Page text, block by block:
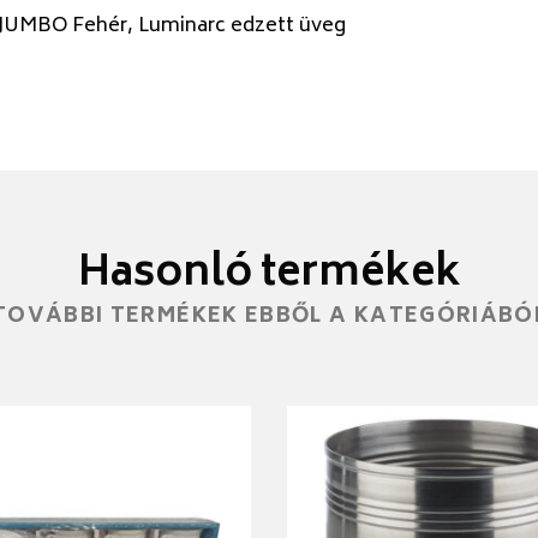
Fehér, Luminarc edzett üveg
Hasonló termékek
TERMÉKEK EBBŐL A